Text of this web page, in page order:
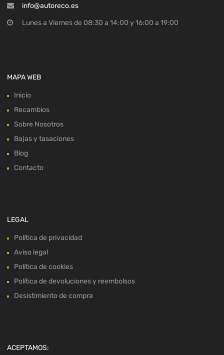
info@autoreco.es
Lunes a Viernes de 08:30 a 14:00 y 16:00 a 19:00
MAPA WEB
Inicio
Recambios
Sobre Nosotros
Bajas y tasaciones
Blog
Contacto
LEGAL
Política de privacidad
Aviso legal
Política de cookies
Política de devoluciones y reembolsos
Desistimiento de compra
ACEPTAMOS: